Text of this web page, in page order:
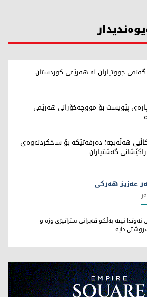
جووتیاران لە هەرێمی کوردستان
پارەی پێویست بۆ مووچەخۆرانی هەرێمی
هەڵەبجە؛ دەرفەتێکە بۆ ساخکردنەوەی
گەشتیاران
عەزیز هەرکی
نییە بەڵکو قەیرانی ستراتیژی وزە و
دایە